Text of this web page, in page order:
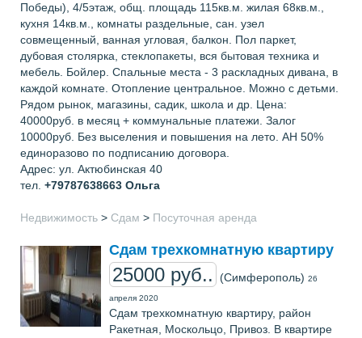
Победы), 4/5этаж, общ. площадь 115кв.м. жилая 68кв.м.,
кухня 14кв.м., комнаты раздельные, сан. узел
совмещенный, ванная угловая, балкон. Пол паркет,
дубовая столярка, стеклопакеты, вся бытовая техника и
мебель. Бойлер. Спальные места - 3 раскладных дивана, в
каждой комнате. Отопление центральное. Можно с детьми.
Рядом рынок, магазины, садик, школа и др. Цена:
40000руб. в месяц + коммунальные платежи. Залог
10000руб. Без выселения и повышения на лето. АН 50%
единоразово по подписанию договора.
Адрес: ул. Актюбинская 40
тел. +79787638663 Ольга
Недвижимость > Сдам > Посуточная аренда
Сдам трехкомнатную квартиру
25000 руб.. (Симферополь) 26
апреля 2020
Сдам трехкомнатную квартиру, район
Ракетная, Москольцо, Привоз. В квартире